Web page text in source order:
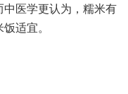
医学更认为，糯米有
适宜。